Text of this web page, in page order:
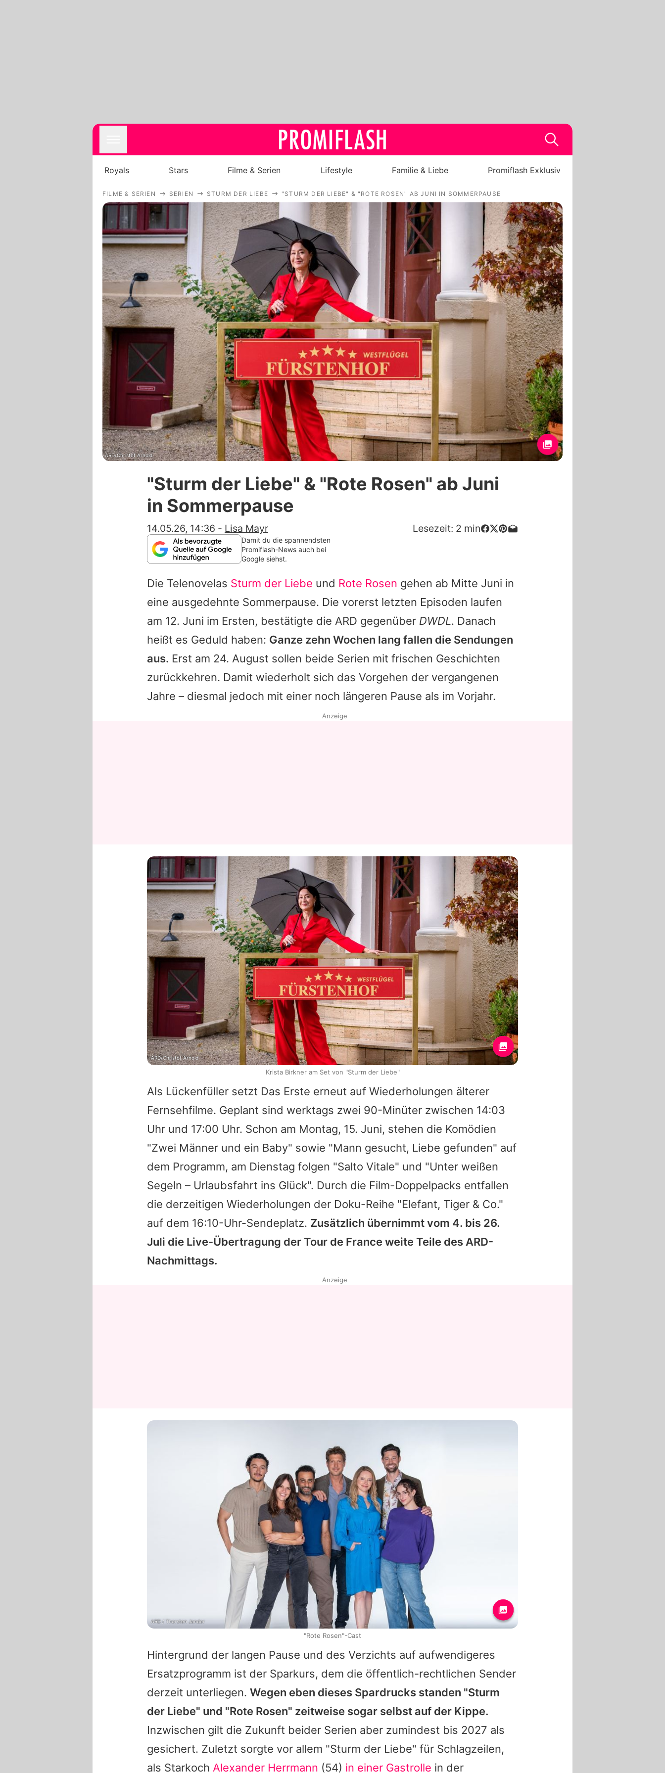
Royals
Stars
Filme & Serien
Lifestyle
Familie & Liebe
Promiflash Exklusiv
Alle Themen auf Promiflash
Jobs
App runterladen
Team
Redaktionelle Richtlinien
Impressum
Datenschutzerklärung
Nutzungsbedingungen
Royals Stars Filme & Serien Lifestyle Familie & Liebe Promiflash Exklusiv
FILME & SERIEN SERIEN STURM DER LIEBE "STURM DER LIEBE" & "ROTE ROSEN" AB JUNI IN SOMMERPAUSE
ARD/Christof Arnold
"Sturm der Liebe" & "Rote Rosen" ab Juni
in Sommerpause
14.05.26, 14:36 - Lisa Mayr Lesezeit: 2 min
Damit du die spannendsten
Promiflash-News auch bei
Google siehst.
Die Telenovelas Sturm der Liebe und Rote Rosen gehen ab Mitte Juni in
eine ausgedehnte Sommerpause. Die vorerst letzten Episoden laufen
am 12. Juni im Ersten, bestätigte die ARD gegenüber DWDL. Danach
heißt es Geduld haben: Ganze zehn Wochen lang fallen die Sendungen
aus. Erst am 24. August sollen beide Serien mit frischen Geschichten
zurückkehren. Damit wiederholt sich das Vorgehen der vergangenen
Jahre – diesmal jedoch mit einer noch längeren Pause als im Vorjahr.
Als Lückenfüller setzt Das Erste erneut auf Wiederholungen älterer
Fernsehfilme. Geplant sind werktags zwei 90-Minüter zwischen 14:03
Uhr und 17:00 Uhr. Schon am Montag, 15. Juni, stehen die Komödien
"Zwei Männer und ein Baby" sowie "Mann gesucht, Liebe gefunden" auf
dem Programm, am Dienstag folgen "Salto Vitale" und "Unter weißen
Segeln – Urlaubsfahrt ins Glück". Durch die Film-Doppelpacks entfallen
die derzeitigen Wiederholungen der Doku-Reihe "Elefant, Tiger & Co."
auf dem 16:10-Uhr-Sendeplatz. Zusätzlich übernimmt vom 4. bis 26.
Juli die Live-Übertragung der Tour de France weite Teile des ARD-
Nachmittags.
Hintergrund der langen Pause und des Verzichts auf aufwendigeres
Ersatzprogramm ist der Sparkurs, dem die öffentlich-rechtlichen Sender
derzeit unterliegen. Wegen eben dieses Spardrucks standen "Sturm
der Liebe" und "Rote Rosen" zeitweise sogar selbst auf der Kippe.
Inzwischen gilt die Zukunft beider Serien aber zumindest bis 2027 als
gesichert. Zuletzt sorgte vor allem "Sturm der Liebe" für Schlagzeilen,
als Starkoch Alexander Herrmann (54) in einer Gastrolle in der
Anzeige
ARD/Christof Arnold
Krista Birkner am Set von "Sturm der Liebe"
Anzeige
ARD / Thorsten Jander
"Rote Rosen"-Cast